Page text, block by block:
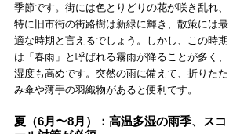
季節です。街には色とりどりの花が咲き乱れ、
特に旧市街の街路樹は新緑に輝き、散策には最
適な時期と言えるでしょう。しかし、この時期
は「春雨」と呼ばれる霧雨が降ることが多く、
湿度も高めです。突然の雨に備えて、折りたた
み傘や薄手の羽織物があると便利です。
夏（6月〜8月）：高温多湿の雨季、スコ